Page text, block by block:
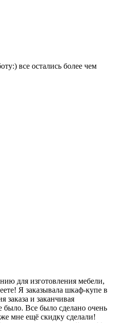
все остались более чем
для изготовления мебели,
Я заказывала шкаф-купе в
заказа и заканчивая
Все было сделано очень
мне ещё скидку сделали!